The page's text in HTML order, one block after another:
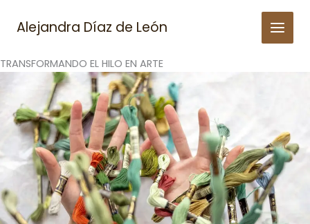
Alejandra Díaz de León
TRANSFORMANDO EL HILO EN ARTE